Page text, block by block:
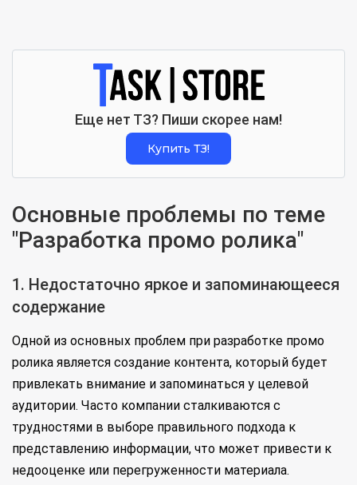
Еще нет ТЗ? Пиши скорее нам!
Купить ТЗ!
Основные проблемы по теме
"Разработка промо ролика"
1. Недостаточно яркое и запоминающееся
содержание
Одной из основных проблем при разработке промо
ролика является создание контента, который будет
привлекать внимание и запоминаться у целевой
аудитории. Часто компании сталкиваются с
трудностями в выборе правильного подхода к
представлению информации, что может привести к
недооценке или перегруженности материала.